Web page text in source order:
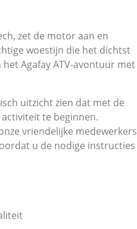
zet de motor aan en
woestijn die het dichtst
Agafay ATV-avontuur met
uitzicht zien dat met de
te beginnen.
vriendelijke medewerkers
u de nodige instructies
een gratis proefrit om uw
door een professionele
mooiste uitzicht rond de